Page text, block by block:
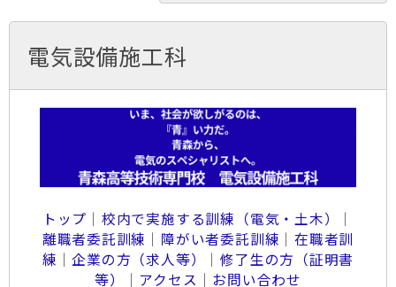
電気設備施工科
トップ ｜ 校内で実施する訓練（電気・土木）
｜
離職者委託訓練 ｜ 障がい者委託訓練 ｜在職者訓
練 ｜企業の方（求人等） ｜修了生の方（証明書
等）
｜ アクセス ｜ お問い合わせ